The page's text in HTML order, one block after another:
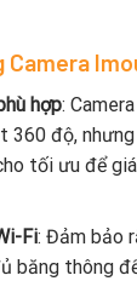
Camera
hợp:
360 độ,
tối ưu để
Fi: Đảm bảo
băng thông